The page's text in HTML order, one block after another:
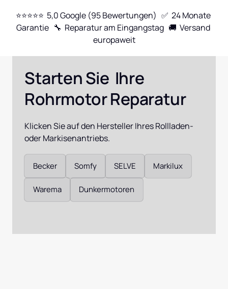
⭐⭐⭐⭐⭐  5,0 Google (95 Bewertungen)   ✅  24 Monate
Garantie   🔧  Reparatur am Eingangstag   🚚  Versand
europaweit
Starten Sie  Ihre
Rohrmotor Reparatur
Klicken Sie auf den Hersteller Ihres Rollladen-
oder Markisenantriebs.
Becker Somfy SELVE Markilux
Warema Dunkermotoren